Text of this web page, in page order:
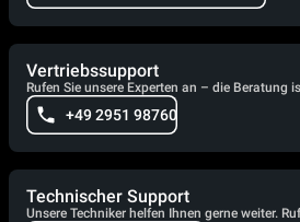
Vertriebssupport
Rufen Sie unsere Experten an – die Beratung
+49 2951 98760
Technischer Support
Unsere Techniker helfen Ihnen gerne weiter.